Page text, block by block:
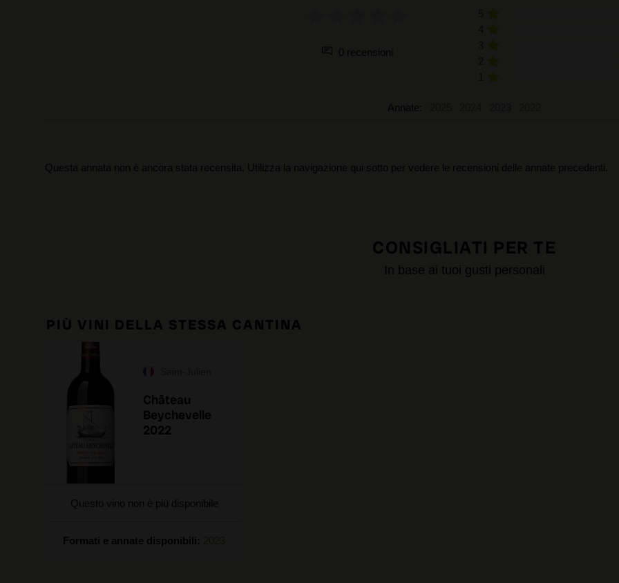
0 recensioni
Annate:
Questa annata non è ancora stata recensita. Utilizza la navigazione qui sotto per vedere le recensioni delle annate precedenti.
CONSIGLIATI PER TE
In base ai tuoi gusti personali
PIÙ VINI DELLA STESSA CANTINA
Château
Beychevelle
2022
Questo vino non è più disponibile
Formati e annate disponibili: